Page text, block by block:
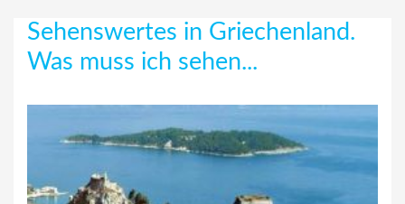
Sehenswertes in Griechenland.
Was muss ich sehen...